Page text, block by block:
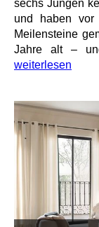
sechs Jungen
und haben vor
Meilensteine
Jahre alt –
weiterlesen